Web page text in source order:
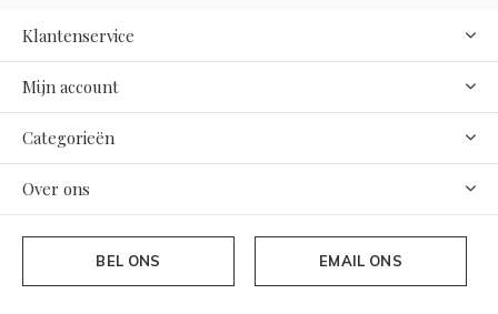
Klantenservice
Mijn account
Categorieën
Over ons
BEL ONS EMAIL ONS